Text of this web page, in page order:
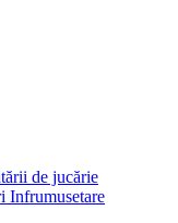
de jucărie
Infrumusetare